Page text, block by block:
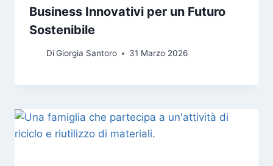
Business Innovativi per un Futuro
Sostenibile
DiGiorgia Santoro 31 Marzo 2026